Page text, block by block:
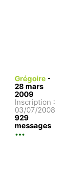
Grégoire -
28 mars
2009
Inscription :
03/07/2008
929
messages